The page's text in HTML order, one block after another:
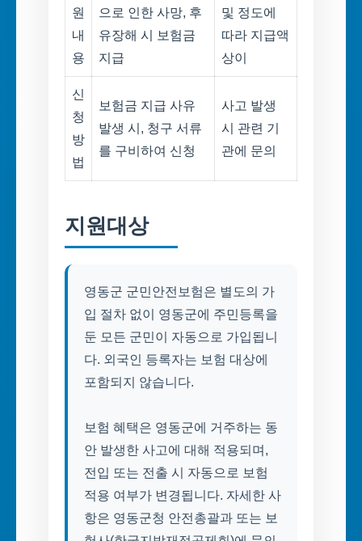
원
내
용
으로 인한 사망, 후
유장해 시 보험금
지급
및 정도에
따라 지급액
상이
신
청
방
법
보험금 지급 사유
발생 시, 청구 서류
를 구비하여 신청
사고 발생
시 관련 기
관에 문의
지원대상
영동군 군민안전보험은 별도의 가
입 절차 없이 영동군에 주민등록을
둔 모든 군민이 자동으로 가입됩니
다. 외국인 등록자는 보험 대상에
포함되지 않습니다.
보험 혜택은 영동군에 거주하는 동
안 발생한 사고에 대해 적용되며,
전입 또는 전출 시 자동으로 보험
적용 여부가 변경됩니다. 자세한 사
항은 영동군청 안전총괄과 또는 보